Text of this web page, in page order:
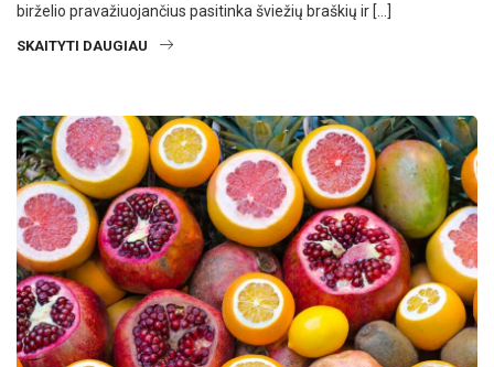
birželio pravažiuojančius pasitinka šviežių braškių ir […]
SKAITYTI DAUGIAU